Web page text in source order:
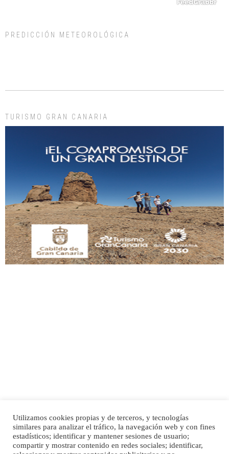
días, ella incluida...
Gato manso encontrado
Este gato macho ha aparecido en la calle hace menos de un mes, es muy
manso y extremadamente cari...
Leales.org » Gran Canaria | 9.7.2025
SHIBA PERDIDO AVDA JOSE MESA Y LOPEZ
PERRO MACHO RAZA SHIBA CON MICROCHIP PERDIDO HOY 06/07/2025 ZONA
MESA Y LOPEZ. ES MUY ASUSTADIZO
PREDICCIÓN METEOROLÓGICA
TURISMO GRAN CANARIA
Inicio Publicidad
Política de privacidad
Aviso Legal
Cláusula de Cookies
Utilizamos cookies propias y de terceros, y tecnologías
similares para analizar el tráfico, la navegación web y con fines
estadísticos; identificar y mantener sesiones de usuario;
compartir y mostrar contenido en redes sociales; identificar,